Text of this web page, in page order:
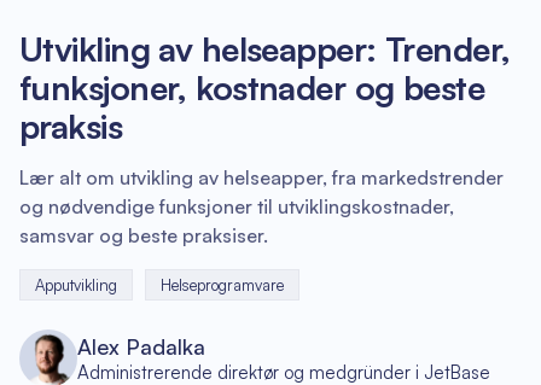
Utvikling av helseapper: Trender,
funksjoner, kostnader og beste
praksis
Lær alt om utvikling av helseapper, fra markedstrender
og nødvendige funksjoner til utviklingskostnader,
samsvar og beste praksiser.
Apputvikling Helseprogramvare
Alex Padalka
Administrerende direktør og medgründer i JetBase